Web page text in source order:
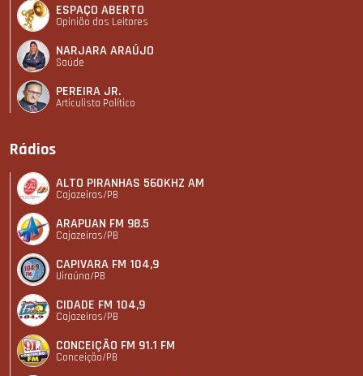
ESPAÇO ABERTO
Opinião dos Leitores
NARJARA ARAÚJO
Saúde
PEREIRA JR.
Articulista Polí­tico
Rádios
ALTO PIRANHAS 560KHZ AM
Cajazeiras/PB
ARAPUAN FM 98.5
Cajazeiras/PB
CAPIVARA FM 104,9
Uiraúna/PB
CIDADE FM 104,9
Cajazeiras/PB
CONCEIÇÃO FM 91.1 FM
Conceição/PB